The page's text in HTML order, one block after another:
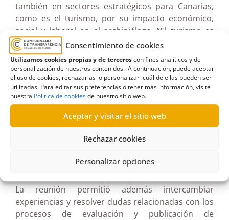
Consentimiento de cookies
Utilizamos cookies propias y de terceroscon fines analíticos y de
personalización de nuestros contenidos. A continuación, puede aceptar
el uso de cookies, rechazarlas o personalizar cuál de ellas pueden ser
utilizadas. Para editar sus preferencias o tener más información, visite
nuestra Política de cookiesde nuestro sitio web.
Aceptar y visitar el sitio web
Rechazar cookies
Personalizar opciones
también en sectores estratégicos para Canarias,
como es el turismo, por su impacto económico,
social y laboral en el archipiélago. “El turismo es
uno de los pilares económicos y sociales del
archipiélago y, precisamente por su relevancia, es
importante seguir impulsando mecanismos de
transparencia y acceso a la información pública”,
concluyó.
Asimismo, desde el Comisionado se ofreció
asesoramiento técnico y orientación práctica para
facilitar el cumplimiento de las obligaciones legales
para la ciudadanía.
La reunión permitió además intercambiar
experiencias y resolver dudas relacionadas con los
procesos de evaluación y publicación de